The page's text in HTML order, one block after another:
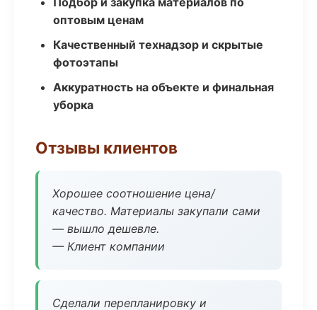
оптовым ценам
Качественный технадзор и скрытые
фотоэтапы
Аккуратность на объекте и финальная
уборка
Отзывы клиентов
Хорошее соотношение цена/
качество. Материалы закупали сами
— вышло дешевле.
— Клиент компании
Сделали перепланировку и